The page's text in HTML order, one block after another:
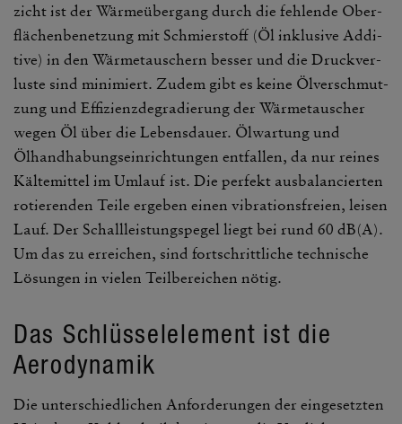
zicht ist der Wärme­über­gang durch die fehlende Ober­
flä­chen­be­net­zung mit Schmier­stoff (Öl inklu­sive Addi­
tive) in den Wärme­tau­schern besser und die Druck­ver­
luste sind mini­miert. Zudem gibt es keine Ölver­schmut­
zung und Effi­zi­enz­de­gra­die­rung der Wärme­tau­scher
wegen Öl über die Lebens­dauer. Ölwar­tung und
Ölhand­ha­bungs­ein­rich­tungen entfallen, da nur reines
Kälte­mittel im Umlauf ist. Die perfekt ausba­lan­cierten
rotie­renden Teile ergeben einen vibra­ti­ons­freien, leisen
Lauf. Der Schall­leis­tungs­pegel liegt bei rund 60 dB(A).
Um das zu errei­chen, sind fort­schritt­liche tech­ni­sche
Lösungen in vielen Teil­be­rei­chen nötig.
Das Schlüs­sel­ele­ment ist die
Aero­dy­namik
Die unter­schied­li­chen Anfor­de­rungen der einge­setzten